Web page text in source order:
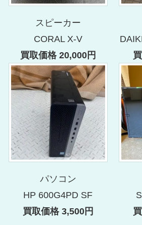
スピーカー
CORAL X-V
買取価格 20,000円
パソコン
HP 600G4PD SF
買取価格 3,500円